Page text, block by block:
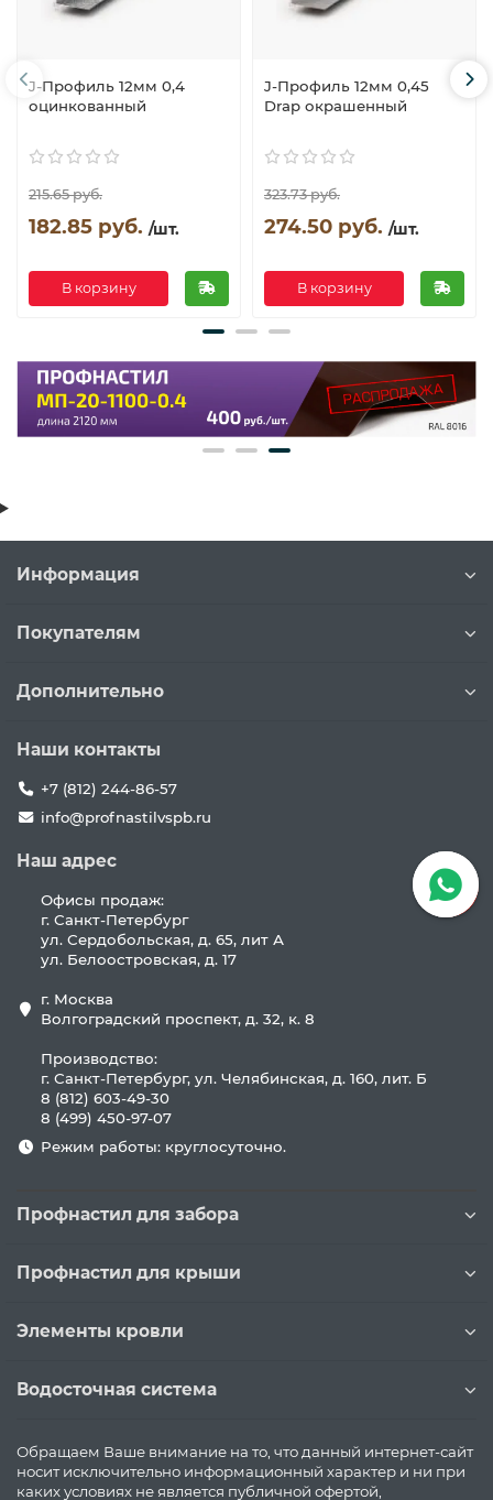
J-Профиль 12мм 0,4
оцинкованный
215.65 руб.
182.85 руб. /шт.
В корзину
J-Профиль 12мм 0,45
Drap окрашенный
323.73 руб.
274.50 руб. /шт.
В корзину
Информация
Покупателям
Дополнительно
Наши контакты
+7 (812) 244-86-57
info@profnastilvspb.ru
Наш адрес
Офисы продаж:
г. Санкт-Петербург
ул. Сердобольская, д. 65, лит А
ул. Белоостровская, д. 17
г. Москва
Волгоградский проспект, д. 32, к. 8
Производство:
г. Санкт-Петербург, ул. Челябинская, д. 160, лит. Б
8 (812) 603-49-30
8 (499) 450-97-07
Режим работы: круглосуточно.
Профнастил для забора
Профнастил для крыши
Элементы кровли
Водосточная система
Обращаем Ваше внимание на то, что данный интернет-сайт
носит исключительно информационный характер и ни при
каких условиях не является публичной офертой,